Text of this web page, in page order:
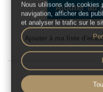
Ajouter au
Ajouter à ma liste
Nous utilisons des cookies
navigation, afficher des
et analyser le trafic sur le